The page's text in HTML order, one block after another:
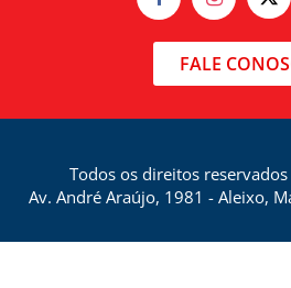
FALE
Todos os direitos
Av. André Araújo, 1981 - Aleixo,